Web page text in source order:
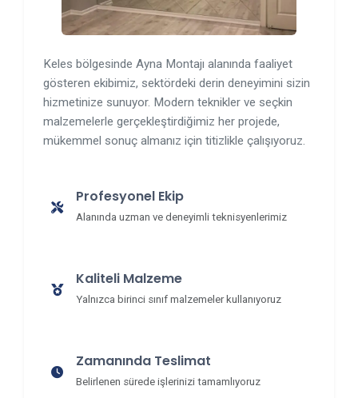
Keles bölgesinde Ayna Montajı alanında faaliyet
gösteren ekibimiz, sektördeki derin deneyimini sizin
hizmetinize sunuyor. Modern teknikler ve seçkin
malzemelerle gerçekleştirdiğimiz her projede,
mükemmel sonuç almanız için titizlikle çalışıyoruz.
Profesyonel Ekip
Alanında uzman ve deneyimli teknisyenlerimiz
Kaliteli Malzeme
Yalnızca birinci sınıf malzemeler kullanıyoruz
Zamanında Teslimat
Belirlenen sürede işlerinizi tamamlıyoruz